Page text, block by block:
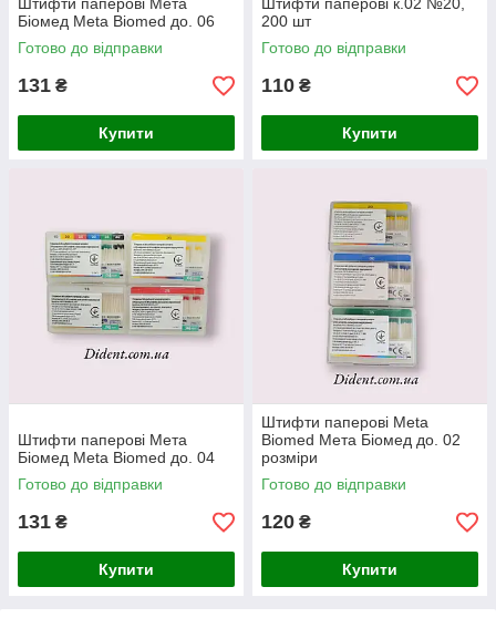
Біомед Meta Biomed до. 06
Готово до відправки
131 ₴
Купити
200 шт
Готово до відправки
110 ₴
Купити
Штифти паперові Мета
Біомед Meta Biomed до. 04
Готово до відправки
131 ₴
Купити
Штифти паперові Meta
Biomed Мета Біомед до. 02
розміри
Готово до відправки
120 ₴
Купити